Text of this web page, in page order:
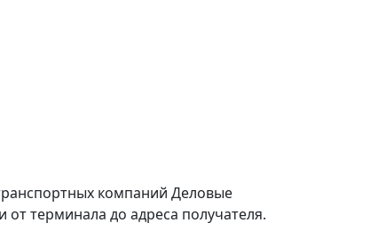
компаний Деловые
терминала до адреса получателя.